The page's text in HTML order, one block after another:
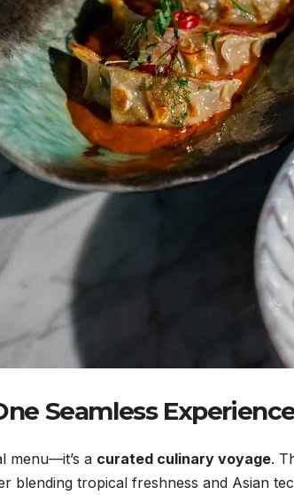
Seamless
menu—it’s a curated culinary voyage.
blending tropical freshness and Asian